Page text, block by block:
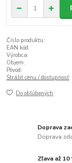
Číslo produktu:
EAN kód:
Výrobca:
Objem:
Pôvod:
Strážiť cenu / dostupnosť
Do obľúbených
Doprava
Doprava
Zľava až 10